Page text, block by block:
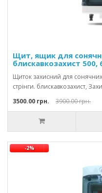
Щит, ящик для
блискавкозахист 500,
Щиток захисний для
стрінги. блискавкозахист,
3500.00 грн. 3900.00 грн.
-2%